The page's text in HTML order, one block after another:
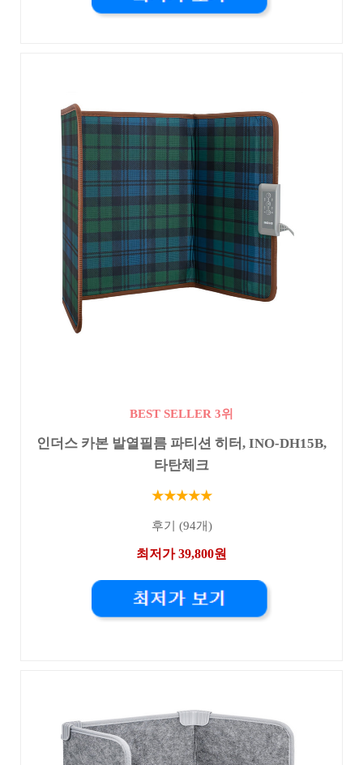
BEST SELLER 3위
인더스 카본 발열필름 파티션 히터, INO-DH15B,
타탄체크
★★★★★
후기 (94개)
최저가 39,800원